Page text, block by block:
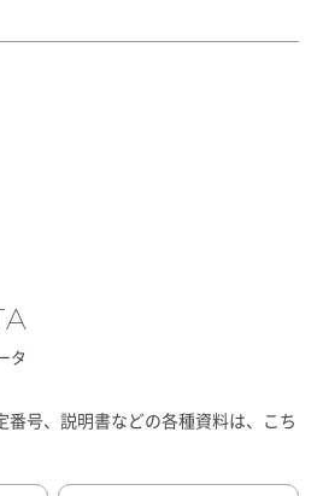
タ
番号、説明書などの各種資料は、こち